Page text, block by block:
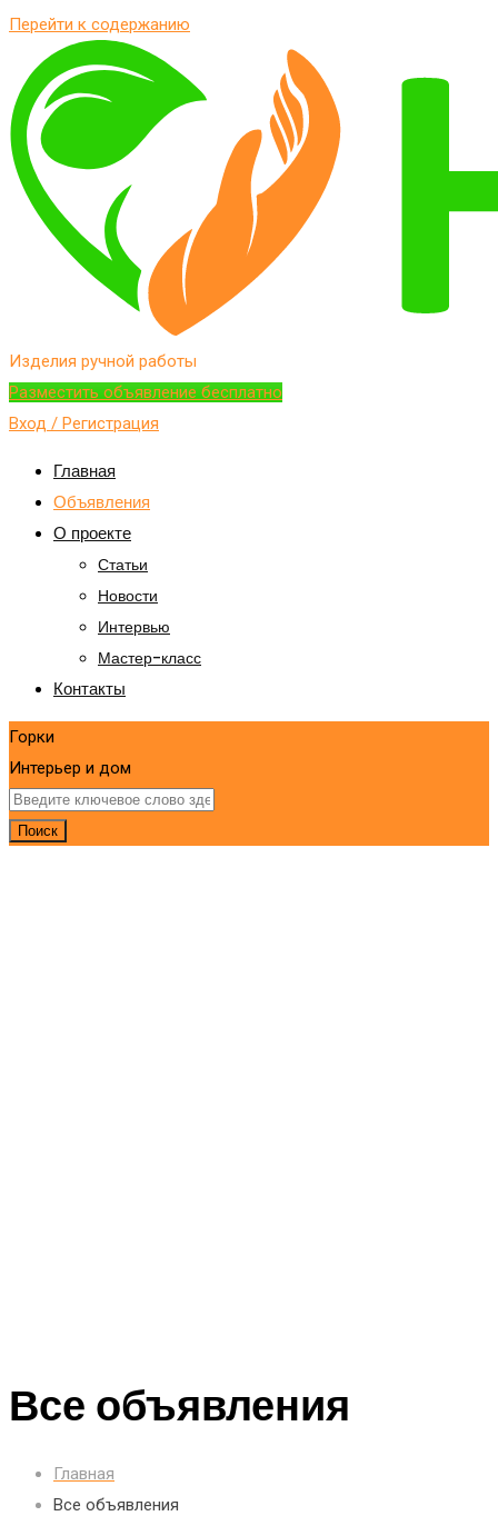
Перейти к содержанию
Изделия ручной работы
Разместить объявление бесплатно
Вход / Регистрация
Главная
Объявления
О проекте
Статьи
Новости
Интервью
Мастер-класс
Контакты
Горки
Интерьер и дом
Поиск
Все объявления
Главная
Все объявления